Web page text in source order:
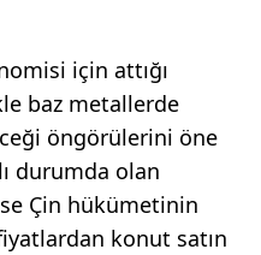
için attığı
baz metallerde
öngörülerini öne
durumda olan
Çin hükümetinin
konut satın